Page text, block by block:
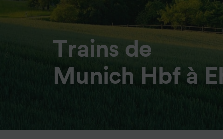
Trains de
Munich Hbf à